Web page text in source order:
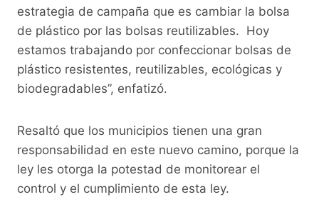
estrategia de campaña que es cambiar la bolsa
de plástico por las bolsas reutilizables. Hoy
estamos trabajando por confeccionar bolsas de
plástico resistentes, reutilizables, ecológicas y
biodegradables”, enfatizó.
Resaltó que los municipios tienen una gran
responsabilidad en este nuevo camino, porque la
ley les otorga la potestad de monitorear el
control y el cumplimiento de esta ley.